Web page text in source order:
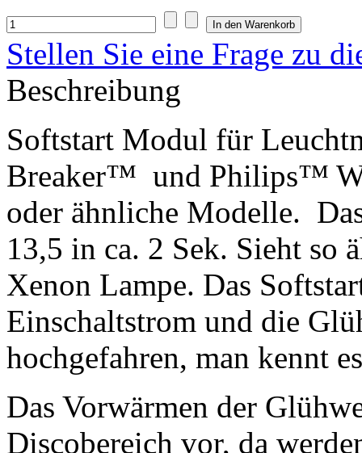
Stellen Sie eine Frage zu
Beschreibung
Softstart Modul für
Breaker™ und Philips™
oder ähnliche Modelle.
13,5 in ca. 2 Sek. Sieht so
Xenon Lampe. Das
Einschaltstrom und die
hochgefahren, man kennt
Das Vorwärmen der
Discobereich vor, da